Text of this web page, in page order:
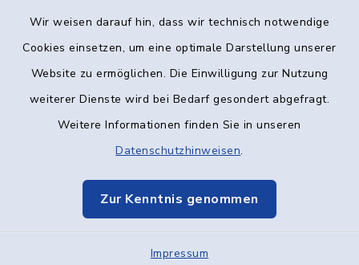
Wir weisen darauf hin, dass wir technisch notwendige
Cookies einsetzen, um eine optimale Darstellung unserer
Website zu ermöglichen. Die Einwilligung zur Nutzung
weiterer Dienste wird bei Bedarf gesondert abgefragt.
Weitere Informationen finden Sie in unseren
Datenschutzhinweisen.
Zur Kenntnis genommen
Impressum
Barrierefreiheit
Datenschutz
Impressum
Elektronische Kommunikation
Sitemap
Cookie-Einstellungen